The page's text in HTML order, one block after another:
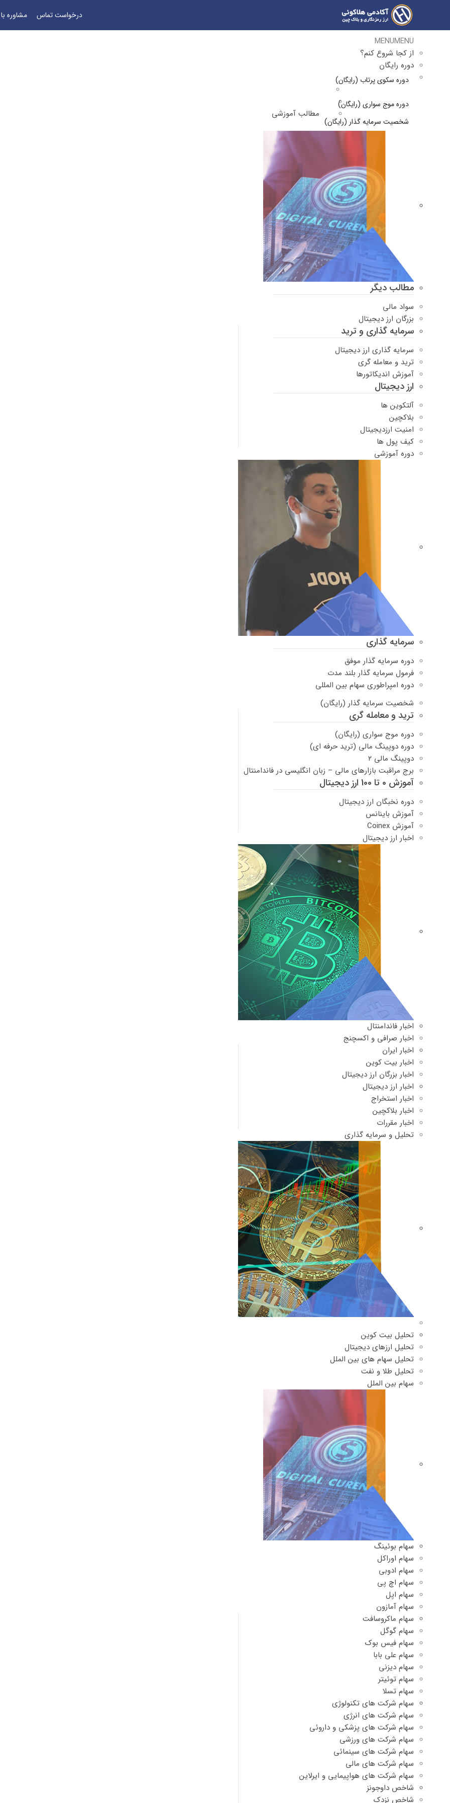
درخواست تماس مشاوره
MENUMENU
از کجا شروع کنم؟
دوره رایگان
دوره سکوی پرتاب (رایگان)
دوره موج سواری (رایگان)
شخصیت سرمایه گذار (رایگان)
مطالب آموزشی
مطالب دیگر
سواد مالی
بزرگان ارز دیجیتال
سرمایه گذاری و ترید
سرمایه گذاری ارز دیجیتال
ترید و معامله گری
آموزش اندیکاتورها
ارز دیجیتال
آلتکوین ها
بلاکچین
امنیت ارزدیجیتال
کیف پول ها
دوره‌ آموزشی
سرمایه گذاری
دوره سرمایه گذار موفق
فرمول سرمایه گذار بلند مدت
دوره امپراطوری سهام بین المللی
شخصیت سرمایه گذار (رایگان)
ترید و معامله گری
دوره موج سواری (رایگان)
دوره دوپینگ مالی (ترید حرفه ای)
دوپینگ مالی ۲
برج مراقبت بازارهای مالی – زبان انگلیسی در فاندامنتال
آموزش 0 تا 100 ارز دیجیتال
دوره نخبگان ارز دیجیتال
آموزش باینانس
آموزش Coinex
اخبار ارز دیجیتال
اخبار فاندامنتال
اخبار صرافی و اکسچنج
اخبار ایران
اخبار بیت کوین
اخبار بزرگان ارز دیجیتال
اخبار ارز دیجیتال
اخبار استخراج
اخبار بلاکچین
اخبار مقررات
تحلیل و سرمایه گذاری
تحلیل بیت کوین
تحلیل ارزهای دیجیتال
تحلیل سهام های بین الملل
تحلیل طلا و نفت
سهام بین الملل
سهام بوئینگ
سهام اوراکل
سهام ادوبی
سهام اچ پی
سهام اپل
سهام آمازون
سهام ماکروسافت
سهام گوگل
سهام فیس بوک
سهام علی بابا
سهام دیزنی
سهام توئیتر
سهام تسلا
سهام شرکت های تکنولوژی
سهام شرکت های انرژی
سهام شرکت های پزشکی و داروئی
سهام شرکت های ورزشی
سهام شرکت های سینمائی
سهام شرکت های مالی
سهام شرکت های هواپیمایی و ایرلاین
شاخص داوجونز
شاخص نزدک